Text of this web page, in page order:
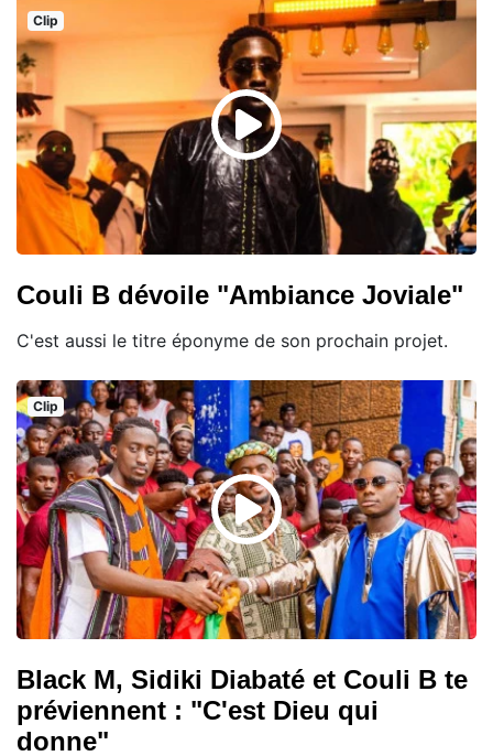
Clip
Couli B dévoile "Ambiance Joviale"
C'est aussi le titre éponyme de son prochain projet.
Clip
Black M, Sidiki Diabaté et Couli B te
préviennent : "C'est Dieu qui
donne"